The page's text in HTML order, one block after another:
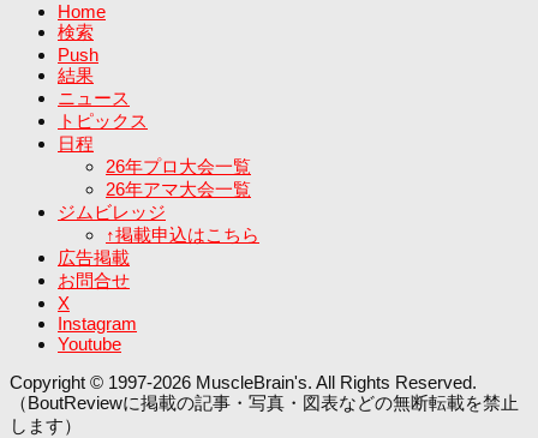
Home
検索
Push
結果
ニュース
トピックス
日程
26年プロ大会一覧
26年アマ大会一覧
ジムビレッジ
↑掲載申込はこちら
広告掲載
お問合せ
X
Instagram
Youtube
Copyright © 1997-2026 MuscleBrain's. All Rights Reserved.
（BoutReviewに掲載の記事・写真・図表などの無断転載を禁止
します）